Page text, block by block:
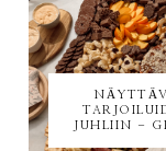
JUHLIIN -